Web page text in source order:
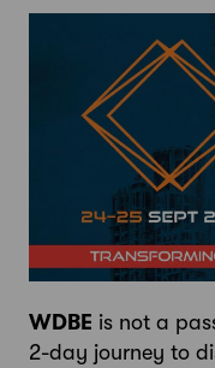
WDBE is not a
2-day journey to